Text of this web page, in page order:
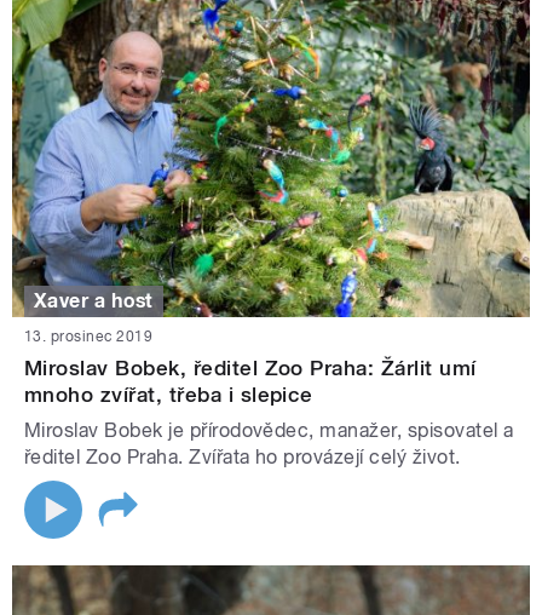
Xaver a host
13. prosinec 2019
Miroslav Bobek, ředitel Zoo Praha: Žárlit umí
mnoho zvířat, třeba i slepice
Miroslav Bobek je přírodovědec, manažer, spisovatel a
ředitel Zoo Praha. Zvířata ho provázejí celý život.